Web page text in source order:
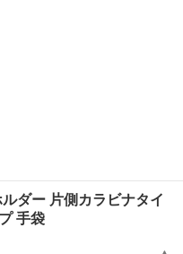
ダー 片側カラビナタイ
手袋